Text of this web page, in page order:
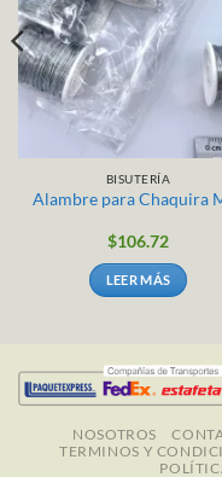
BISUTERÍA
Alambre para Chaquira
$106.72
LEER MÁS
NOSOTROS
TERMINOS Y